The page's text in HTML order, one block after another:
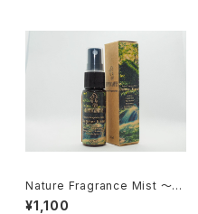
Nature Fragrance Mist ～S
ummer Blend～ 20ml
¥1,100